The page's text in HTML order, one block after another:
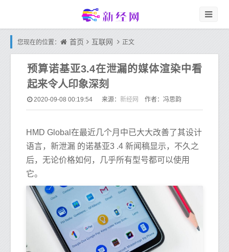
您现在的位置： 首页 互联网 正文
预算诺基亚3.4在泄漏的媒体渲染中看
起来令人印象深刻
2020-09-08 00:19:54 来源： 新经网 作者：冯思韵
HMD Global在最近几个月中已大大改善了其设计
语言，新泄漏 的诺基亚3 .4 新闻稿显示，不久之
后，无论价格如何，几乎所有型号都可以使用
它。